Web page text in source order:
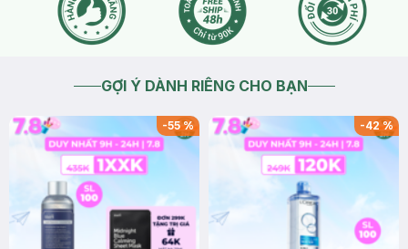
GỢI Ý DÀNH RIÊNG CHO BẠN
-55% -42%